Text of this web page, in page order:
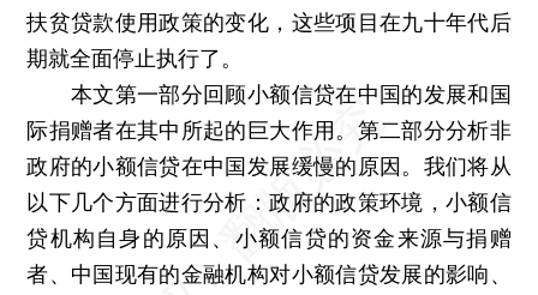
扶贫贷款使用政策的变化，这些项目在九十年代后
期就全面停止执行了。
本文第一部分回顾小额信贷在中国的发展和国
际捐赠者在其中所起的巨大作用。第二部分分析非
政府的小额信贷在中国发展缓慢的原因。我们将从
以下几个方面进行分析：政府的政策环境，小额信
贷机构自身的原因、小额信贷的资金来源与捐赠
者、中国现有的金融机构对小额信贷发展的影响、